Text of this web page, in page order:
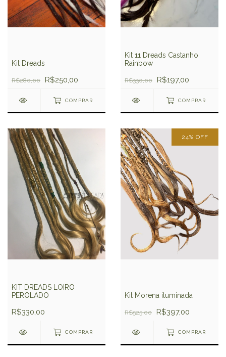
Kit Dreads
R$280,00 R$250,00
COMPRAR
Kit 11 Dreads Castanho
Rainbow
R$330,00 R$197,00
COMPRAR
KIT DREADS LOIRO
PEROLADO
R$330,00
COMPRAR
24% OFF
Kit Morena iluminada
R$525,00 R$397,00
COMPRAR